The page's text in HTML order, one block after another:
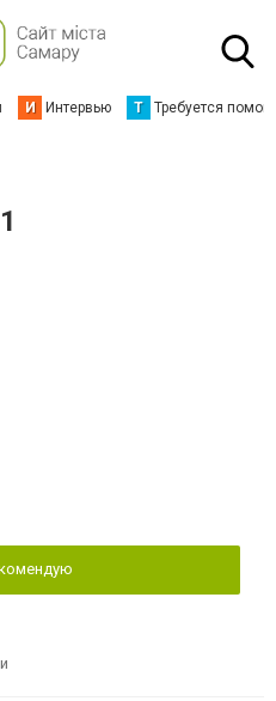
И Интервью Т Требуется
1